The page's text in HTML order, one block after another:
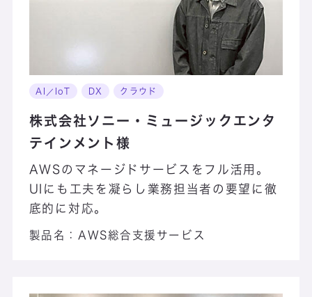
AI／IoT DX クラウド
株式会社ソニー・ミュージックエンタ
テインメント様
AWSのマネージドサービスをフル活用。
UIにも工夫を凝らし業務担当者の要望に徹
底的に対応。
製品名： AWS総合支援サービス